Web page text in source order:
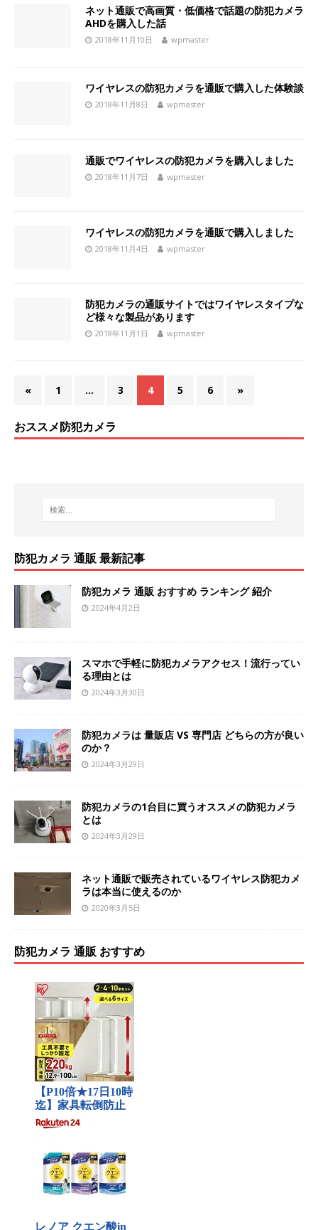
ネット通販で高画質・低価格で話題の防犯カメラ
AHDを購入した話
2018年11月10日 wpmaster
ワイヤレスの防犯カメラを通販で購入した体験談
2018年11月8日 wpmaster
通販でワイヤレスの防犯カメラを購入しました
2018年11月7日 wpmaster
ワイヤレスの防犯カメラを通販で購入しました
2018年11月4日 wpmaster
防犯カメラの通販サイトではワイヤレスタイプな
ど様々な製品があります
2018年11月1日 wpmaster
« 1 … 3 4 5 6 »
おススメ防犯カメラ
防犯カメラ 通販 最新記事
防犯カメラ 通販 おすすめ ランキング 紹介
2024年4月2日
スマホで手軽に防犯カメラアクセス！流行ってい
る理由とは
2024年3月30日
防犯カメラは 量販店 VS 専門店 どちらの方が良い
のか？
2024年3月29日
防犯カメラの1台目に買うオススメの防犯カメラ
とは
2024年3月29日
ネット通販で販売されているワイヤレス防犯カメ
ラは本当に使えるのか
2020年3月5日
防犯カメラ 通販 おすすめ